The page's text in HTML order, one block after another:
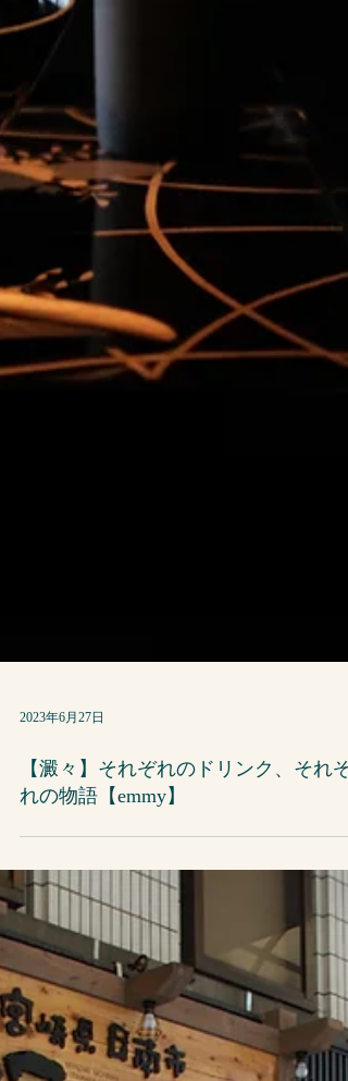
2023年6月27日
【澱々】それぞれのドリンク、それぞ
れの物語【emmy】